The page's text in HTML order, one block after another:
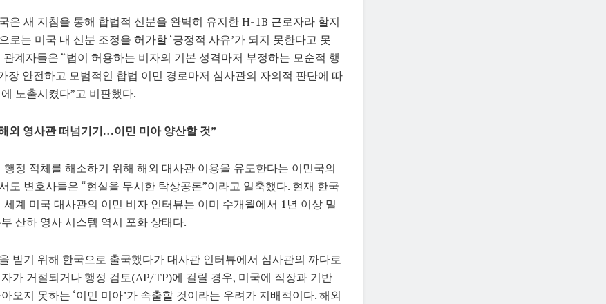
은 새 지침을 통해 합법적 신분을 완벽히 유지한 H-1B 근로자라 할지
로는 미국 내 신분 조정을 허가할 ‘긍정적 사유’가 되지 못한다고 못
관계자들은 “법이 허용하는 비자의 기본 성격마저 부정하는 모순적 행
장 안전하고 모범적인 합법 이민 경로마저 심사관의 자의적 판단에 따
노출시켰다”고 비판했다.
외 영사관 떠넘기기…이민 미아 양산할 것”
행정 적체를 해소하기 위해 해외 대사관 이용을 유도한다는 이민국의
도 변호사들은 “현실을 무시한 탁상공론”이라고 일축했다. 현재 한국
세계 미국 대사관의 이민 비자 인터뷰는 이미 수개월에서 1년 이상 밀
산하 영사 시스템 역시 포화 상태다.
받기 위해 한국으로 출국했다가 대사관 인터뷰에서 심사관의 까다로
가 거절되거나 행정 검토(AP/TP)에 걸릴 경우, 미국에 직장과 기반
오지 못하는 ‘이민 미아’가 속출할 것이라는 우려가 지배적이다. 해외